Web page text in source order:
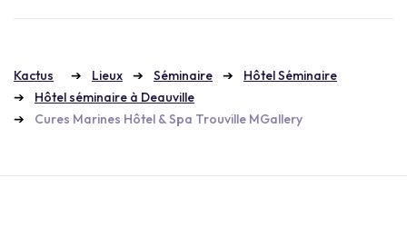
Kactus Lieux Séminaire
Hôtel Séminaire
Hôtel séminaire à Deauville
Cures Marines Hôtel & Spa Trouville MGallery